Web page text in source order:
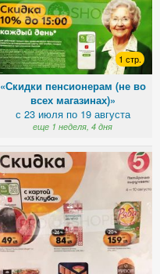
1 стр.
«Скидки пенсионерам (не во
всех магазинах)»
с 23 июля по 19 августа
еще 1 неделя, 4 дня